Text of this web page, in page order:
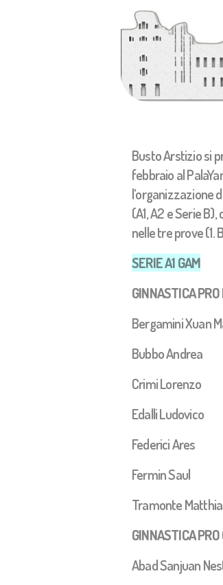
Busto Arstizio si
febbraio al
l’organizzazione
(A1, A2 e Serie
nelle tre prove
SERIE A1 GAM
GINNASTICA
Bergamini Xuan
Bubbo Andrea
Crimi Lorenzo
Edalli Ludovico
Federici Ares
Fermin Saul
Tramonte
GINNASTICA
Abad Sanjuan